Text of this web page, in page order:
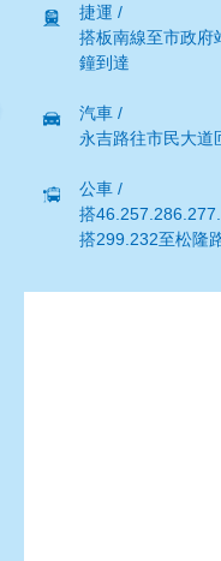
捷運 /
搭板南線至市政府
鐘到達
汽車 /
永吉路往市民大道
公車 /
搭
搭299.232至松隆